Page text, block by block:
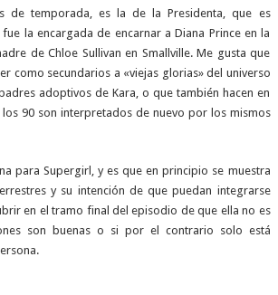
de temporada, es la de la Presidenta, que es
la encargada de encarnar a Diana Prince en la
de Chloe Sullivan en Smallville. Me gusta que
como secundarios a «viejas glorias» del universo
adoptivos de Kara, o que también hacen en
90 son interpretados de nuevo por los mismos
para Supergirl, y es que en principio se muestra
y su intención de que puedan integrarse
en el tramo final del episodio de que ella no es
son buenas o si por el contrario solo está